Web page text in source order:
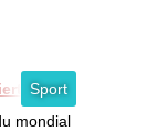
Sport
pour l’arbitrage
mondial